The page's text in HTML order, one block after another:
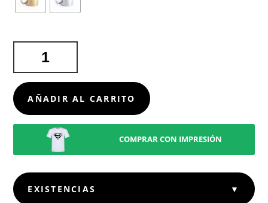
RENKUR
CANTIDAD
AÑADIR AL CARRITO
COMPRAR CON IMPRESIÓN
EXISTENCIAS ▼